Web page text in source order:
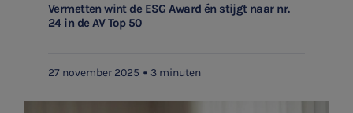
Vermetten wint de ESG Award én stijgt naar nr.
24 in de AV Top 50
27 november 2025 3 minuten